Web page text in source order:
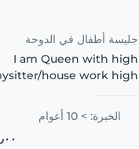
جليسة أطفال في الدوحة
I am Queen with high
house work high
hard working, loving and
Children come first
I have first. Aids kills.I
الخبرة: > 10 أعوام